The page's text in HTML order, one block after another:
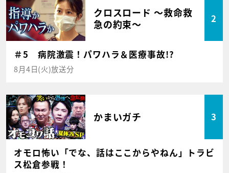
クロスロード ～救命救
急の約束～
2
＃5 病院激震！パワハラ＆医療事故!?
8月4日(火)放送分
かまいガチ 3
オモロ怖い「でな、話はここからやねん」トラビ
ス松倉参戦！